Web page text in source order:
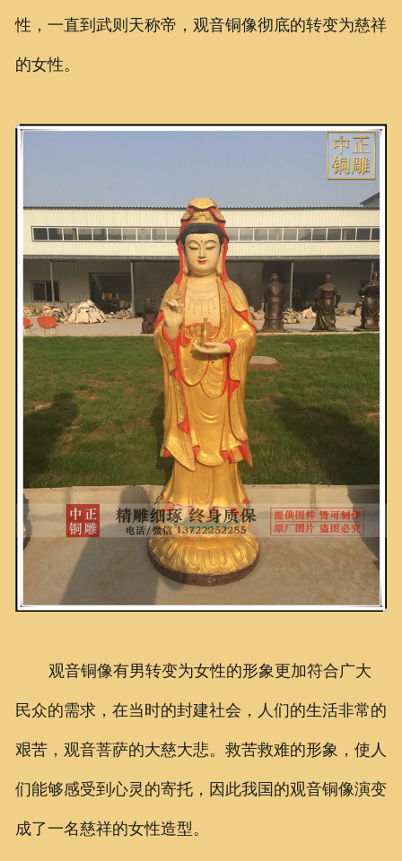
性，一直到武则天称帝，观音铜像彻底的转变为慈祥
的女性。
观音铜像有男转变为女性的形象更加符合广大
民众的需求，在当时的封建社会，人们的生活非常的
艰苦，观音菩萨的大慈大悲。救苦救难的形象，使人
们能够感受到心灵的寄托，因此我国的观音铜像演变
成了一名慈祥的女性造型。